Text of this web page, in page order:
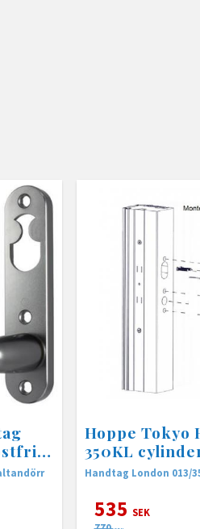
Hoppe Tokyo
350KL
Handtag London 013/
535 SEK